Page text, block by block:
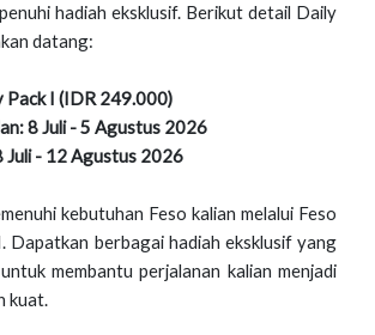
hadiah eksklusif. Berikut detail Daily
datang:
Pack I (IDR 249.000)
8 Juli - 5 Agustus 2026
Juli - 12 Agustus 2026
kebutuhan Feso kalian melalui Feso
Dapatkan berbagai hadiah eksklusif yang
membantu perjalanan kalian menjadi
kuat.